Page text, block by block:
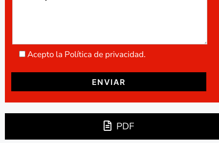
Acepto la Política de privacidad.
PDF